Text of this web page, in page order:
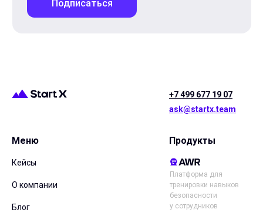
Продукты
+7 499 677 19 07
ask@startx.team
Меню
О компании
Блог
Кейсы
Платформа для
тренировки навыков
безопасности
у сотрудников